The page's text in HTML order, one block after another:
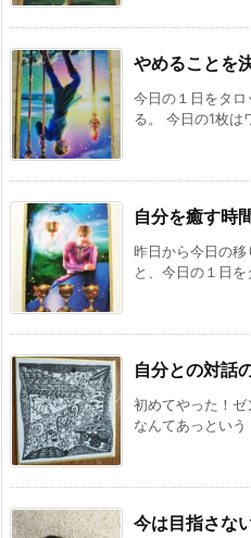
やめることを
今日の１日をタ
る。 今日の1枚は
自分を癒す時
昨日から今日の
と、今日の１日
自分との対話
初めてやった！
なんてあっという
今は目指さな